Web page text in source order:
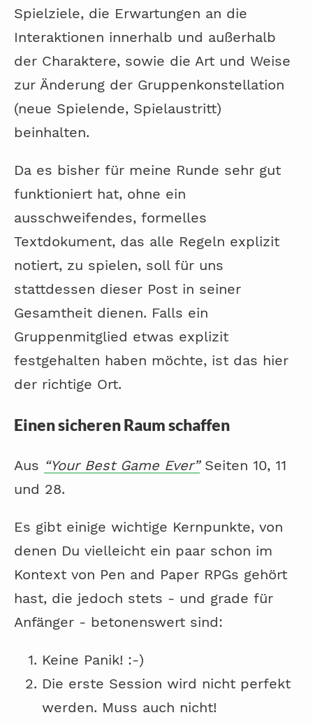
Spielziele, die Erwartungen an die
Interaktionen innerhalb und außerhalb
der Charaktere, sowie die Art und Weise
zur Änderung der Gruppenkonstellation
(neue Spielende, Spielaustritt)
beinhalten.
Da es bisher für meine Runde sehr gut
funktioniert hat, ohne ein
ausschweifendes, formelles
Textdokument, das alle Regeln explizit
notiert, zu spielen, soll für uns
stattdessen dieser Post in seiner
Gesamtheit dienen. Falls ein
Gruppenmitglied etwas explizit
festgehalten haben möchte, ist das hier
der richtige Ort.
Einen sicheren Raum schaffen
Aus “Your Best Game Ever”Seiten 10, 11
und 28.
Es gibt einige wichtige Kernpunkte, von
denen Du vielleicht ein paar schon im
Kontext von Pen and Paper RPGs gehört
hast, die jedoch stets - und grade für
Anfänger - betonenswert sind:
Keine Panik! :-)
Die erste Session wird nicht perfekt
werden. Muss auch nicht!